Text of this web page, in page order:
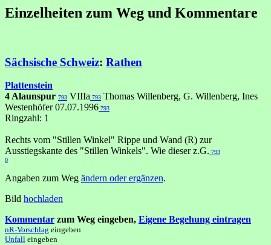
Einzelheiten zum Weg und Kommentare
Sächsische Schweiz: Rathen
Plattenstein
4 Alaunspur 793 VIIIa 793 Thomas Willenberg, G. Willenberg, Ines
Westenhöfer 07.07.1996 793
Ringzahl: 1
Rechts vom "Stillen Winkel" Rippe und Wand (R) zur
Ausstiegskante des "Stillen Winkels". Wie dieser z.G. 793
0
Angaben zum Weg ändern oder ergänzen.
Bild hochladen
Kommentar zum Weg eingeben, Eigene Begehung eintragen
nR-Vorschlag eingeben
Unfall eingeben